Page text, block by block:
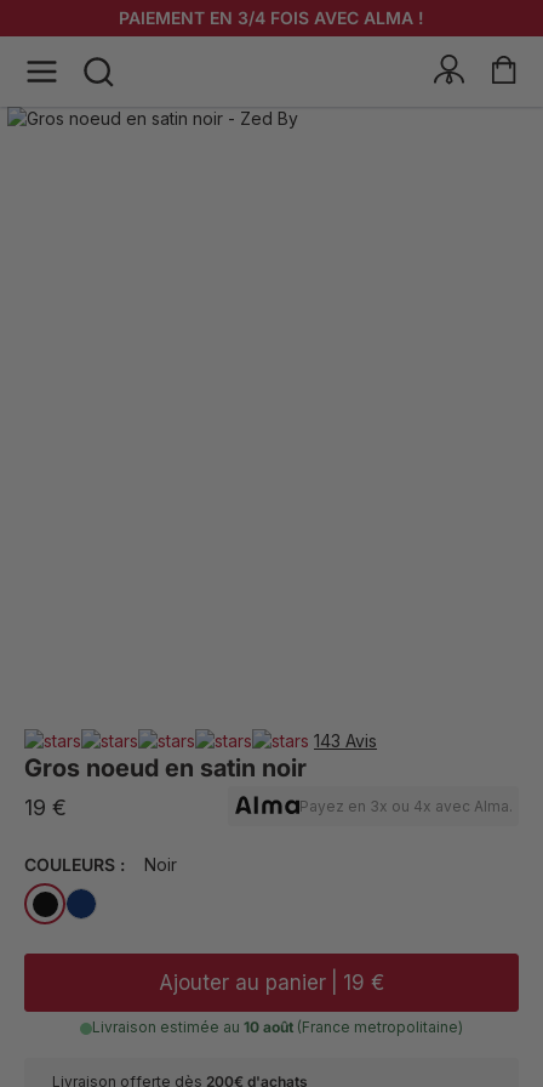
PAIEMENT EN 3/4 FOIS AVEC ALMA !
143 Avis
Gros noeud en satin noir
19 € Payez en 3x ou 4x avec Alma.
COULEURS : Noir
Ajouter au panier 19 €
Livraison estimée au 10 août (France metropolitaine)
Livraison offerte dès 200€ d'achats